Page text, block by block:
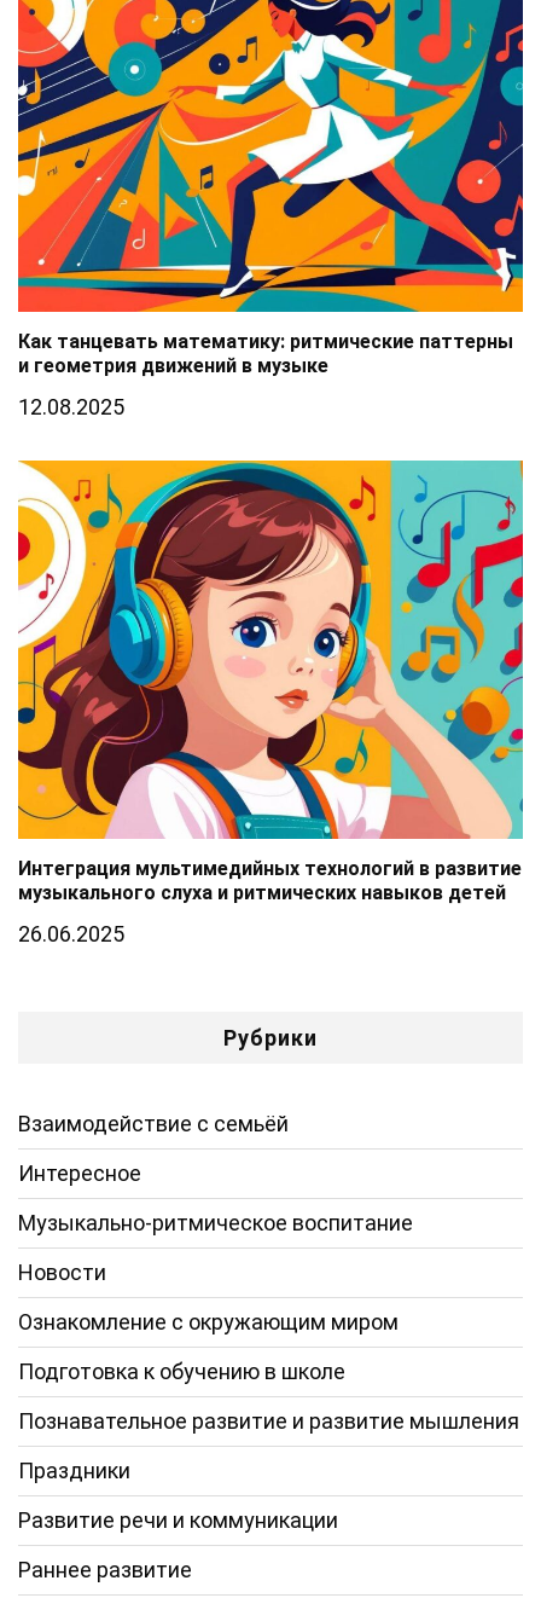
Как танцевать математику: ритмические паттерны
и геометрия движений в музыке
12.08.2025
Интеграция мультимедийных технологий в развитие
музыкального слуха и ритмических навыков детей
26.06.2025
Рубрики
Взаимодействие с семьёй
Интересное
Музыкально-ритмическое воспитание
Новости
Ознакомление с окружающим миром
Подготовка к обучению в школе
Познавательное развитие и развитие мышления
Праздники
Развитие речи и коммуникации
Раннее развитие